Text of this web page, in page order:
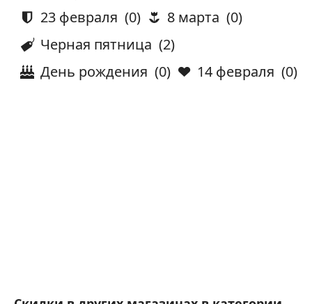
23 февраля (0) 8 марта (0)
Черная пятница (2)
День рождения (0) 14 февраля (0)